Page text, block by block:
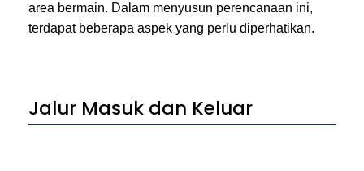
area bermain. Dalam menyusun perencanaan ini,
terdapat beberapa aspek yang perlu diperhatikan.
Jalur Masuk dan Keluar